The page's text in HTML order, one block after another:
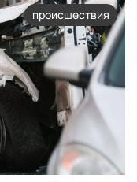
происшествия